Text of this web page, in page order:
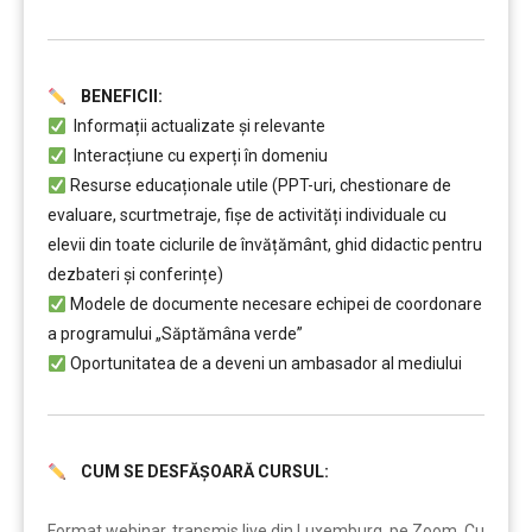
BENEFICII:
Informații actualizate și relevante
Interacțiune cu experți în domeniu
Resurse educaționale utile (PPT-uri, chestionare de
evaluare, scurtmetraje, fișe de activități individuale cu
elevii din toate ciclurile de învățământ, ghid didactic pentru
dezbateri și conferințe)
Modele de documente necesare echipei de coordonare
a programului „Săptămâna verde”
Oportunitatea de a deveni un ambasador al mediului
CUM SE DESFĂȘOARĂ CURSUL: